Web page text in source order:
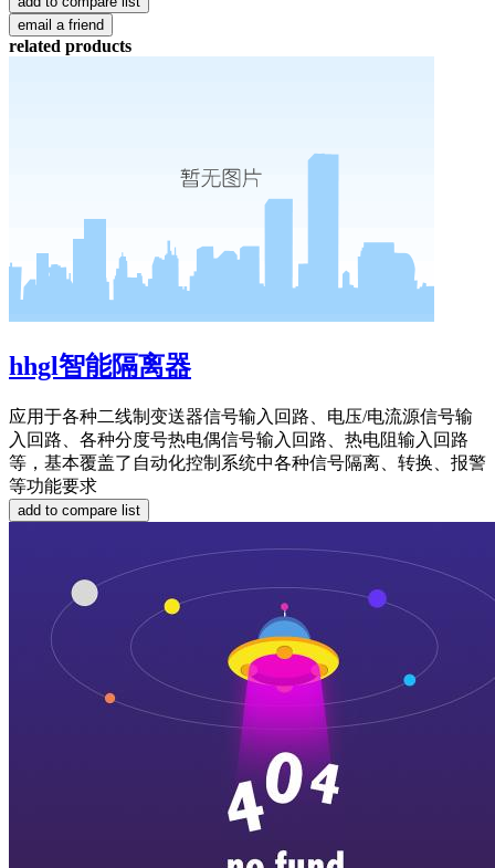
related products
hhgl智能隔离器
应用于各种二线制变送器信号输入回路、电压/电流源信号输
入回路、各种分度号热电偶信号输入回路、热电阻输入回路
等，基本覆盖了自动化控制系统中各种信号隔离、转换、报警
等功能要求